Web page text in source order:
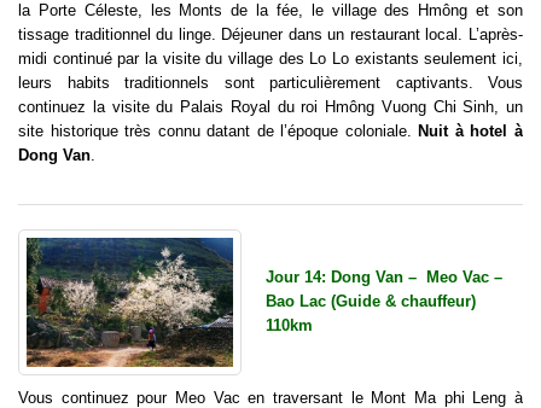
la Porte Céleste, les Monts de la fée, le village des Hmông et son
tissage traditionnel du linge. Déjeuner dans un restaurant local. L’après-
midi continué par la visite du village des Lo Lo existants seulement ici,
leurs habits traditionnels sont particulièrement captivants. Vous
continuez la visite du Palais Royal du roi Hmông Vuong Chi Sinh, un
site historique très connu datant de l’époque coloniale.Nuit à hotel à
Dong Van
Jour 14: Dong Van – Meo Vac –
Bao Lac (Guide & chauffeur)
110km
Vous continuez pour Meo Vac en traversant le Mont Ma phi Leng à